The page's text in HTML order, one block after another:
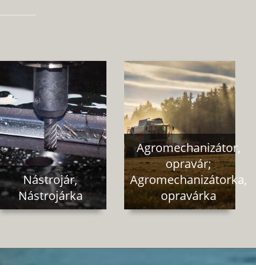
Nástrojár,
Nástrojárka
Agromechanizátor,
opravár;
Agromechanizátorka,
opravárka